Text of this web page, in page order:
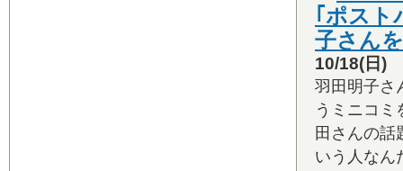
｢ポスト
子さん
10/18(日)
羽田明子さ
うミニコミ
田さんの話
いう人なん